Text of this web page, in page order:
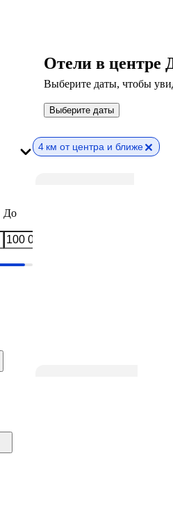
До
Отели в центре
Выберите даты, чтобы
Выберите даты
4 км от центра и ближе